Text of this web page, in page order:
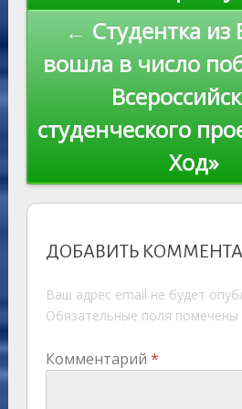
← Студентка из
вошла в число
студенческого
Ход»
ДОБАВИТЬ
Ваш адрес email не будет
Обязательные поля помечены
Комментарий *